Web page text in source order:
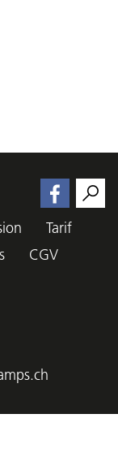
Tarif
CGV